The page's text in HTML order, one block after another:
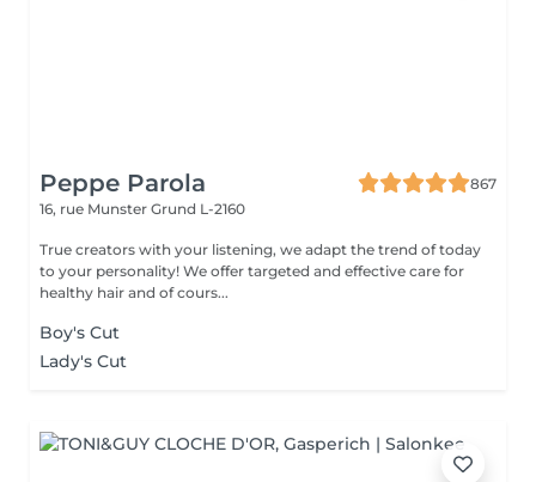
Peppe Parola
867
16, rue Munster Grund L-2160
True creators with your listening, we adapt the trend of today
to your personality! We offer targeted and effective care for
healthy hair and of cours...
Boy's Cut
Lady's Cut